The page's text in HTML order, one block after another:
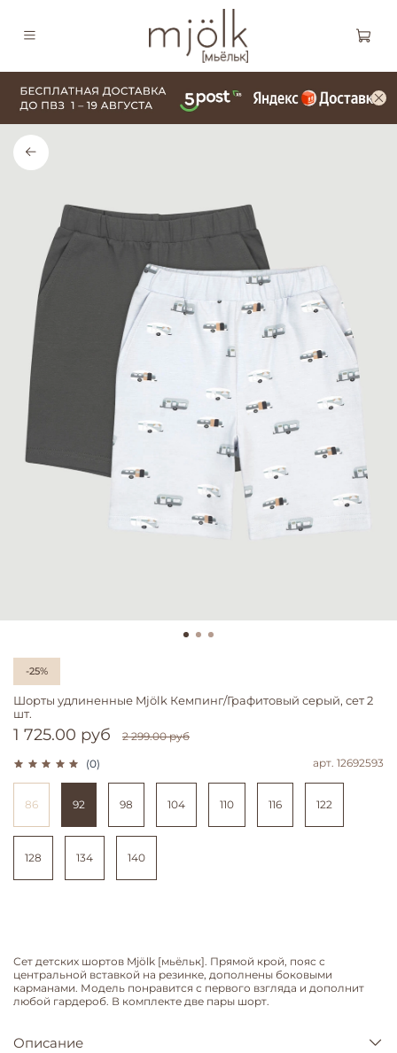
-25%
(0) арт. 12692593
Шорты удлиненные Mjölk Кемпинг/Графитовый серый, сет 2
шт.
1 725.00 руб 2 299.00 руб
86 92 98 104 110 116 122
128 134 140
Сет детских шортов Mjölk [мьёльк]. Прямой крой, пояс с
центральной вставкой на резинке, дополнены боковыми
карманами. Модель понравится с первого взгляда и дополнит
любой гардероб. В комплекте две пары шорт.
Описание